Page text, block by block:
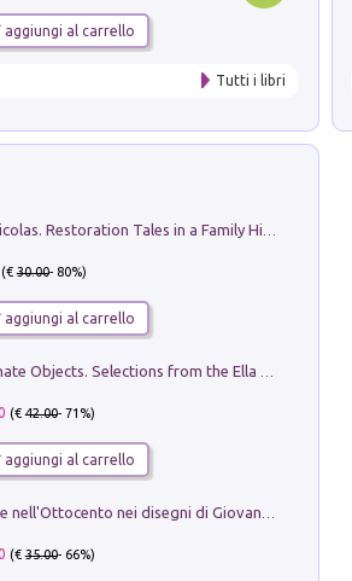
aggiungi al carrello
Tutti i libri
(€30.00- 80%)
aggiungi al carrello
(€42.00- 71%)
aggiungi al carrello
(€35.00- 66%)